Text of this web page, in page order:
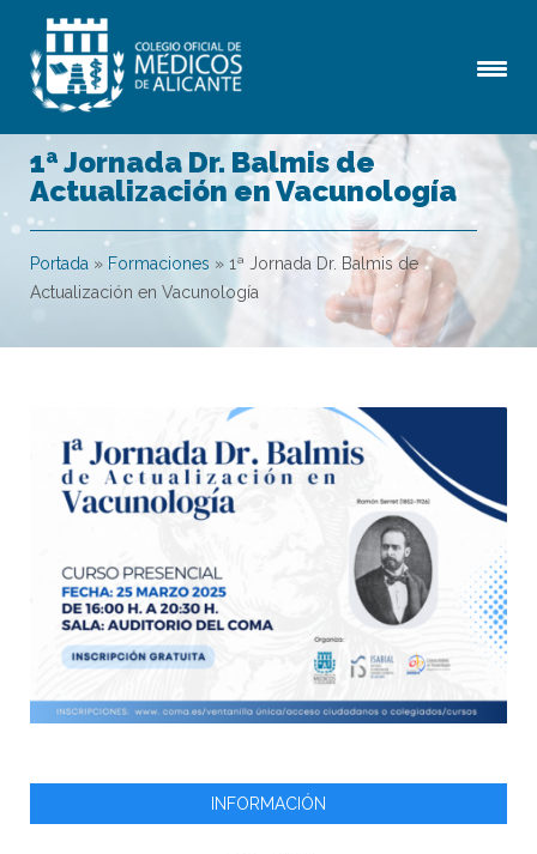
1ª Jornada Dr. Balmis de
Actualización en Vacunología
Portada » Formaciones » 1ª Jornada Dr. Balmis de
Actualización en Vacunología
INFORMACIÓN